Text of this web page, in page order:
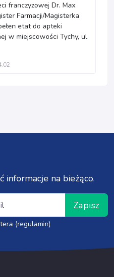
franczyzowej Dr. Max
Farmacji/Magisterka
etat do apteki
w miejscowości Tychy, ul.
informacje na bieżąco.
Zapisz
(regulamin)